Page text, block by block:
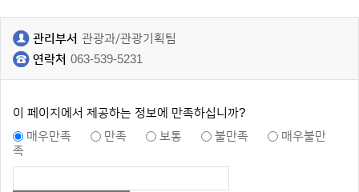
관리부서 관광과/관광기획팀
연락처 063-539-5231
이 페이지에서 제공하는 정보에 만족하십니까?
매우만족
만족 보통 불만족
매우불만
족